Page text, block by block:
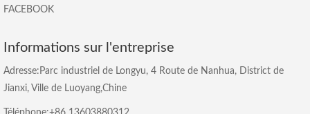
FACEBOOK
Informations sur l'entreprise
Adresse:Parc industriel de Longyu, 4 Route de Nanhua, District de
Jianxi, Ville de Luoyang,Chine